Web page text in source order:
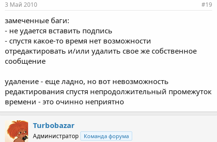
3 Май 2010 #19
замеченные баги:
- не удается вставить подпись
- спустя какое-то время нет возможности
отредактировать и/или удалить свое же собственное
сообщение
удаление - еще ладно, но вот невозможность
редактирования спустя непродолжительный промежуток
времени - это очинно неприятно
Turbobazar
Администратор Команда форума